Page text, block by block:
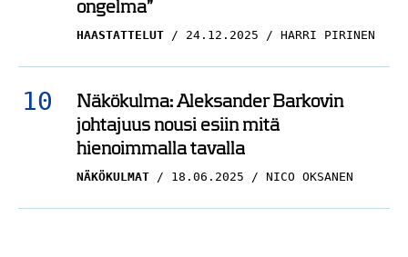
ongelma”
HAASTATTELUT 24.12.2025 HARRI PIRINEN
Näkökulma: Aleksander Barkovin
johtajuus nousi esiin mitä
hienoimmalla tavalla
NÄKÖKULMAT 18.06.2025 NICO OKSANEN